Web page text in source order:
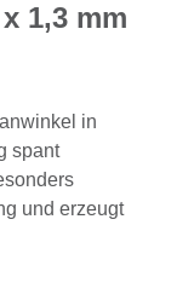
1,3 mm
in
spant
und erzeugt